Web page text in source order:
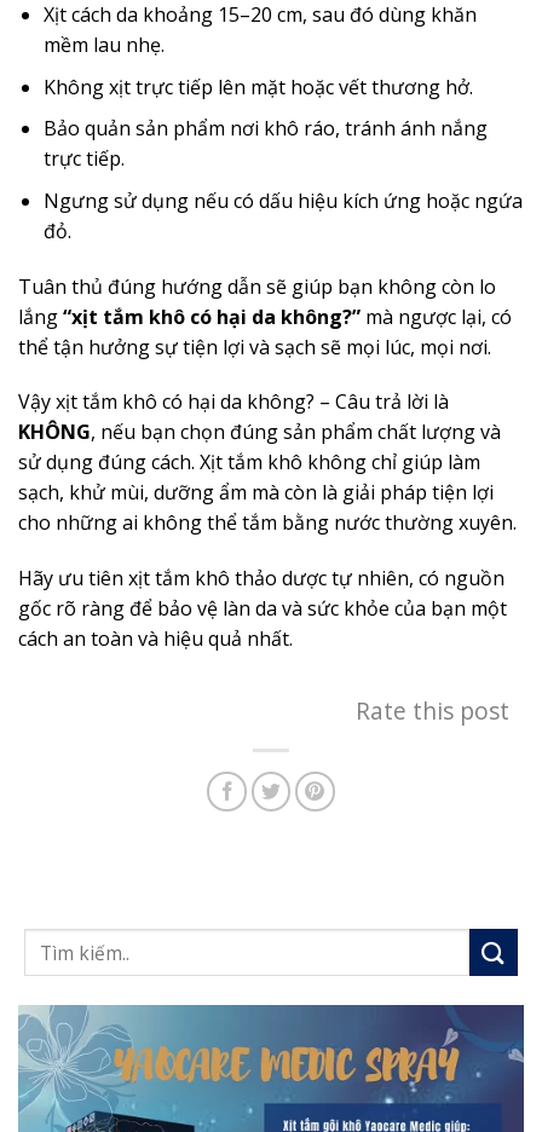
Xịt cách da khoảng 15–20 cm, sau đó dùng khăn
mềm lau nhẹ.
Không xịt trực tiếp lên mặt hoặc vết thương hở.
Bảo quản sản phẩm nơi khô ráo, tránh ánh nắng
trực tiếp.
Ngưng sử dụng nếu có dấu hiệu kích ứng hoặc ngứa
đỏ.
Tuân thủ đúng hướng dẫn sẽ giúp bạn không còn lo
lắng“xịt tắm khô có hại da không?” mà ngược lại, có
thể tận hưởng sự tiện lợi và sạch sẽ mọi lúc, mọi nơi.
Vậy xịt tắm khô có hại da không? – Câu trả lời là
KHÔNG, nếu bạn chọn đúng sản phẩm chất lượng và
sử dụng đúng cách. Xịt tắm khô không chỉ giúp làm
sạch, khử mùi, dưỡng ẩm mà còn là giải pháp tiện lợi
cho những ai không thể tắm bằng nước thường xuyên.
Hãy ưu tiên xịt tắm khô thảo dược tự nhiên, có nguồn
gốc rõ ràng để bảo vệ làn da và sức khỏe của bạn một
cách an toàn và hiệu quả nhất.
Rate this post